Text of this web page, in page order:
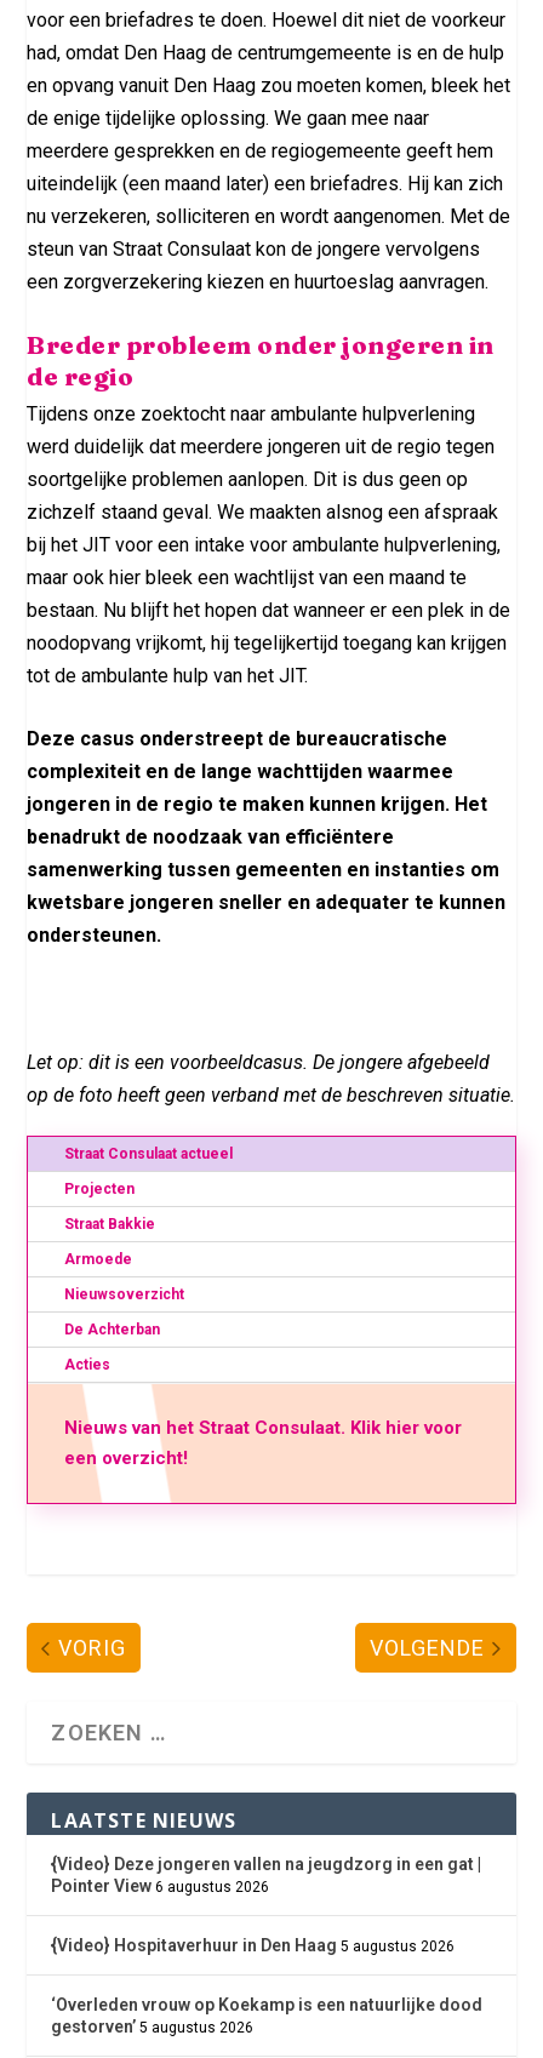
voor een briefadres te doen. Hoewel dit niet de voorkeur
had, omdat Den Haag de centrumgemeente is en de hulp
en opvang vanuit Den Haag zou moeten komen, bleek het
de enige tijdelijke oplossing. We gaan mee naar
meerdere gesprekken en de regiogemeente geeft hem
uiteindelijk (een maand later) een briefadres. Hij kan zich
nu verzekeren, solliciteren en wordt aangenomen. Met de
steun van Straat Consulaat kon de jongere vervolgens
een zorgverzekering kiezen en huurtoeslag aanvragen.
Breder probleem onder jongeren in
de regio
Tijdens onze zoektocht naar ambulante hulpverlening
werd duidelijk dat meerdere jongeren uit de regio tegen
soortgelijke problemen aanlopen. Dit is dus geen op
zichzelf staand geval. We maakten alsnog een afspraak
bij het JIT voor een intake voor ambulante hulpverlening,
maar ook hier bleek een wachtlijst van een maand te
bestaan. Nu blijft het hopen dat wanneer er een plek in de
noodopvang vrijkomt, hij tegelijkertijd toegang kan krijgen
tot de ambulante hulp van het JIT.
Deze casus onderstreept de bureaucratische
complexiteit en de lange wachttijden waarmee
jongeren in de regio te maken kunnen krijgen. Het
benadrukt de noodzaak van efficiëntere
samenwerking tussen gemeenten en instanties om
kwetsbare jongeren sneller en adequater te kunnen
ondersteunen.
Let op: dit is een voorbeeldcasus. De jongere afgebeeld
op de foto heeft geen verband met de beschreven situatie.
Straat Consulaat actueel
Projecten
Straat Bakkie
Armoede
Nieuwsoverzicht
De Achterban
Acties
Nieuws van het Straat Consulaat. Klik hier voor
een overzicht!
VORIG VOLGENDE
LAATSTE NIEUWS
{Video} Deze jongeren vallen na jeugdzorg in een gat |
Pointer View 6 augustus 2026
{Video} Hospitaverhuur in Den Haag 5 augustus 2026
‘Overleden vrouw op Koekamp is een natuurlijke dood
gestorven’ 5 augustus 2026